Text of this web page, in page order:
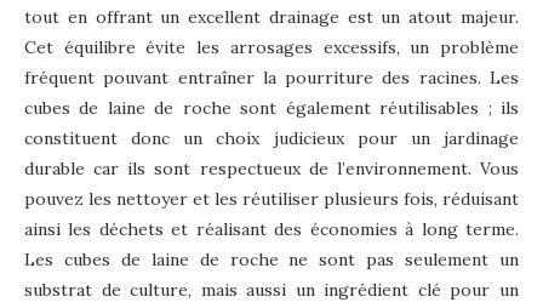
tout en offrant un excellent drainage est un atout majeur.
Cet équilibre évite les arrosages excessifs, un problème
fréquent pouvant entraîner la pourriture des racines. Les
cubes de laine de roche sont également réutilisables ; ils
constituent donc un choix judicieux pour un jardinage
durable car ils sont respectueux de l’environnement. Vous
pouvez les nettoyer et les réutiliser plusieurs fois, réduisant
ainsi les déchets et réalisant des économies à long terme.
Les cubes de laine de roche ne sont pas seulement un
substrat de culture, mais aussi un ingrédient clé pour un